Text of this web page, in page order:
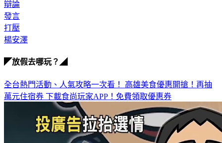
辯論
發言
打壓
楊安澤
◤放假去哪玩？◢
全台熱門活動、人氣攻略一次看！ 高雄美食優惠開搶！再抽
萬元住宿券 下載食尚玩家APP！免費領取優惠券